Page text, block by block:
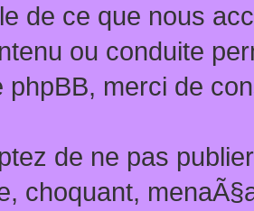
de ce que nous
ou conduite
phpBB, merci de
de ne pas
choquant,